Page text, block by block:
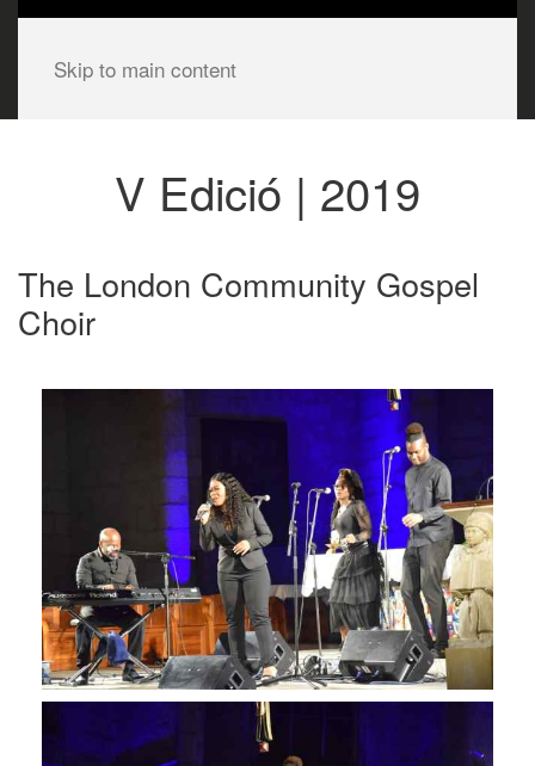
Skip to main content
V Edició | 2019
The London Community Gospel
Choir